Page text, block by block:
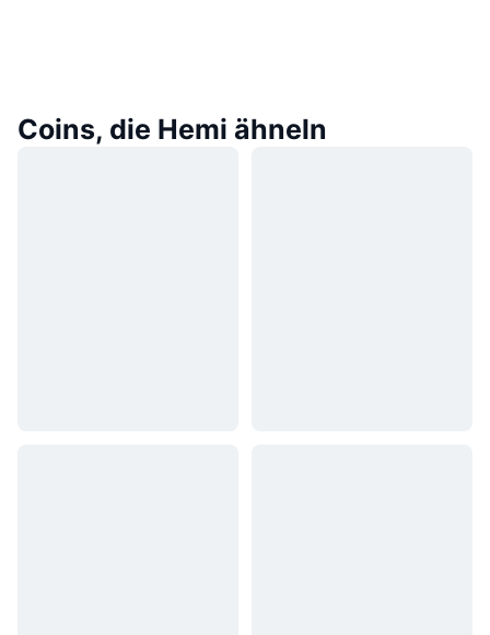
Coins, die Hemi ähneln